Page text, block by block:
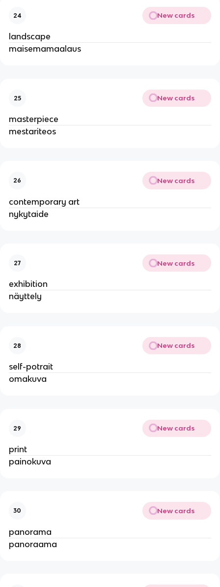
24 New cards
landscape
maisemamaalaus
25 New cards
masterpiece
mestariteos
26 New cards
contemporary art
nykytaide
27 New cards
exhibition
näyttely
28 New cards
self-potrait
omakuva
29 New cards
print
painokuva
30 New cards
panorama
panoraama